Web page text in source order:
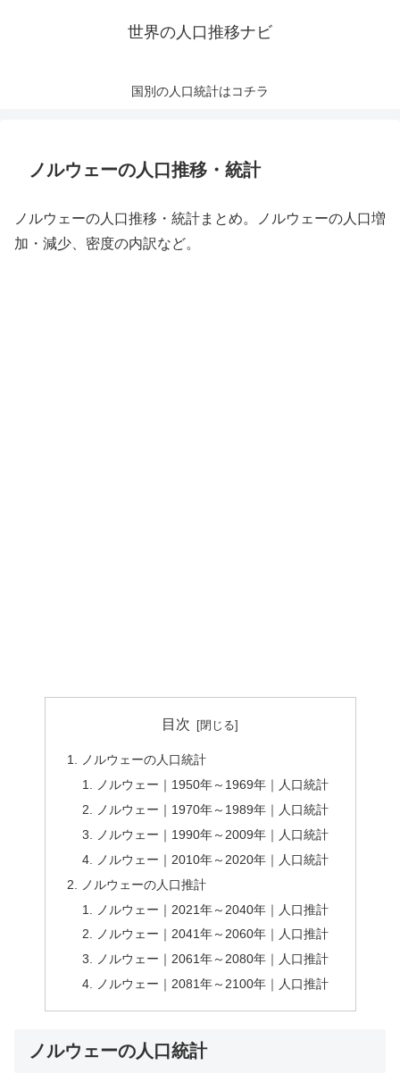
世界の人口推移ナビ
国別の人口統計はコチラ
ノルウェーの人口推移・統計
ノルウェーの人口推移・統計まとめ。ノルウェーの人口増
加・減少、密度の内訳など。
目次
ノルウェーの人口統計
ノルウェー｜1950年～1969年｜人口統計
ノルウェー｜1970年～1989年｜人口統計
ノルウェー｜1990年～2009年｜人口統計
ノルウェー｜2010年～2020年｜人口統計
ノルウェーの人口推計
ノルウェー｜2021年～2040年｜人口推計
ノルウェー｜2041年～2060年｜人口推計
ノルウェー｜2061年～2080年｜人口推計
ノルウェー｜2081年～2100年｜人口推計
ノルウェーの人口統計